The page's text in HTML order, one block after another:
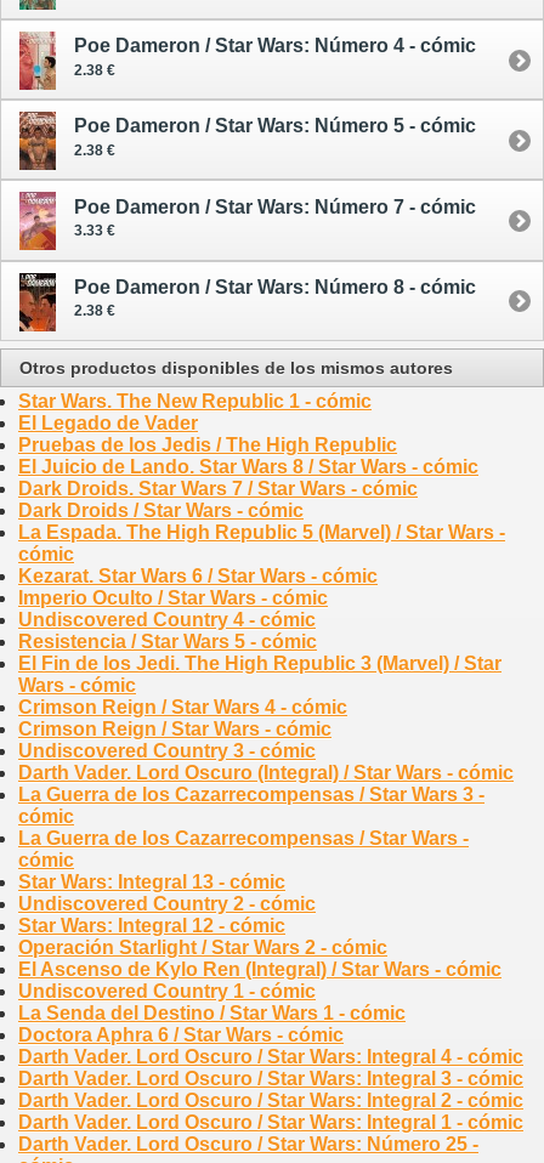
Poe Dameron / Star Wars: Número 4 - cómic
2.38 €
Poe Dameron / Star Wars: Número 5 - cómic
2.38 €
Poe Dameron / Star Wars: Número 7 - cómic
3.33 €
Poe Dameron / Star Wars: Número 8 - cómic
2.38 €
Otros productos disponibles de los mismos autores
Star Wars. The New Republic 1 - cómic
El Legado de Vader
Pruebas de los Jedis / The High Republic
El Juicio de Lando. Star Wars 8 / Star Wars - cómic
Dark Droids. Star Wars 7 / Star Wars - cómic
Dark Droids / Star Wars - cómic
La Espada. The High Republic 5 (Marvel) / Star Wars -
cómic
Kezarat. Star Wars 6 / Star Wars - cómic
Imperio Oculto / Star Wars - cómic
Undiscovered Country 4 - cómic
Resistencia / Star Wars 5 - cómic
El Fin de los Jedi. The High Republic 3 (Marvel) / Star
Wars - cómic
Crimson Reign / Star Wars 4 - cómic
Crimson Reign / Star Wars - cómic
Undiscovered Country 3 - cómic
Darth Vader. Lord Oscuro (Integral) / Star Wars - cómic
La Guerra de los Cazarrecompensas / Star Wars 3 -
cómic
La Guerra de los Cazarrecompensas / Star Wars -
cómic
Star Wars: Integral 13 - cómic
Undiscovered Country 2 - cómic
Star Wars: Integral 12 - cómic
Operación Starlight / Star Wars 2 - cómic
El Ascenso de Kylo Ren (Integral) / Star Wars - cómic
Undiscovered Country 1 - cómic
La Senda del Destino / Star Wars 1 - cómic
Doctora Aphra 6 / Star Wars - cómic
Darth Vader. Lord Oscuro / Star Wars: Integral 4 - cómic
Darth Vader. Lord Oscuro / Star Wars: Integral 3 - cómic
Darth Vader. Lord Oscuro / Star Wars: Integral 2 - cómic
Darth Vader. Lord Oscuro / Star Wars: Integral 1 - cómic
Darth Vader. Lord Oscuro / Star Wars: Número 25 -